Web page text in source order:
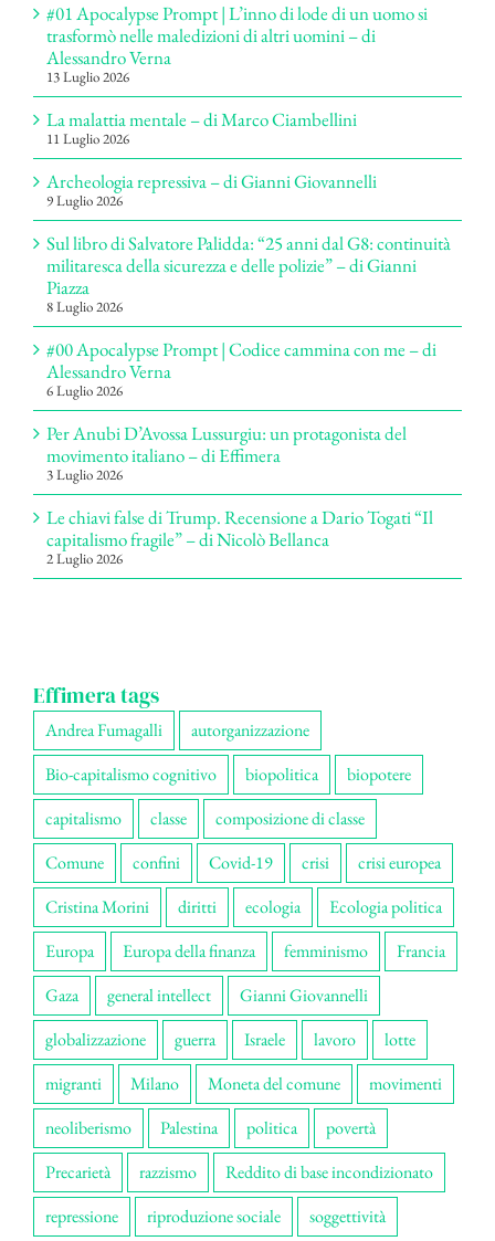
#01 Apocalypse Prompt | L’inno di lode di un uomo si
trasformò nelle maledizioni di altri uomini – di
Alessandro Verna
13 Luglio 2026
La malattia mentale – di Marco Ciambellini
11 Luglio 2026
Archeologia repressiva – di Gianni Giovannelli
9 Luglio 2026
Sul libro di Salvatore Palidda: “25 anni dal G8: continuità
militaresca della sicurezza e delle polizie” – di Gianni
Piazza
8 Luglio 2026
#00 Apocalypse Prompt | Codice cammina con me – di
Alessandro Verna
6 Luglio 2026
Per Anubi D’Avossa Lussurgiu: un protagonista del
movimento italiano – di Effimera
3 Luglio 2026
Le chiavi false di Trump. Recensione a Dario Togati “Il
capitalismo fragile” – di Nicolò Bellanca
2 Luglio 2026
Effimera tags
Andrea Fumagalli
autorganizzazione
Bio-capitalismo cognitivo
biopolitica
biopotere
capitalismo
classe
composizione di classe
Comune
confini Covid-19 crisi
crisi europea
Cristina Morini
diritti ecologia
Ecologia politica
Europa
Europa della finanza femminismo
Francia
Gaza
general intellect
Gianni Giovannelli
globalizzazione
guerra Israele lavoro
lotte
migranti
Milano Moneta del comune
movimenti
neoliberismo
Palestina politica
povertà
Precarietà
razzismo
Reddito di base incondizionato
repressione
riproduzione sociale soggettività